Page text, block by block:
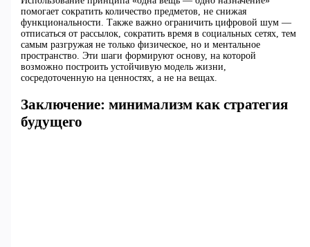
помогает сократить количество предметов, не снижая
функциональности. Также важно ограничить цифровой шум —
отписаться от рассылок, сократить время в социальных сетях, тем
самым разгружая не только физическое, но и ментальное
пространство. Эти шаги формируют основу, на которой
возможно построить устойчивую модель жизни,
сосредоточенную на ценностях, а не на вещах.
Заключение: минимализм как стратегия
будущего